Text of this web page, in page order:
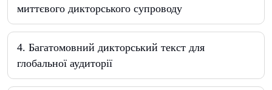
миттєвого дикторського супроводу
4. Багатомовний дикторський текст для
глобальної аудиторії